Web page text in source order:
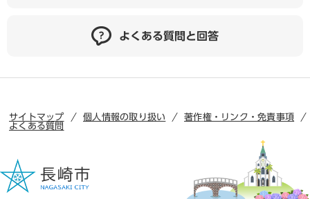
よくある質問と回答
サイトマップ 個人情報の取り扱い
著作権・リンク・免責事項
よくある質問